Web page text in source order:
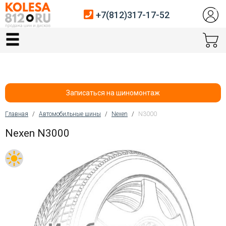
Главная
Автосервис
Датчики давления
Услуги шиномонтажа
Хранение шин
Покупателям
Контакты
+7(812)317-17-52
Записаться на шиномонтаж
Вы здесь
Главная / Автомобильные шины / Nexen / N3000
Nexen N3000